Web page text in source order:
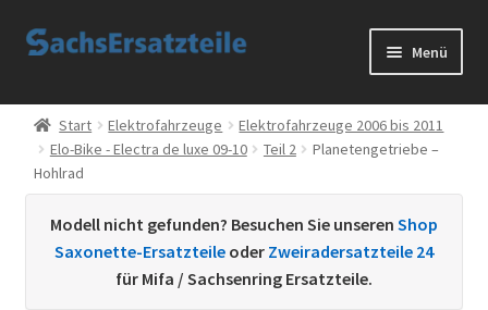
Zur
Zum
Menü
Start
AGB
Datenschutzerklärung
Start Elektrofahrzeuge
Elektrofahrzeuge 2006 bis 2011
Elo-Bike - Electra de luxe 09-10
Teil 2
Planetengetriebe –
Hohlrad
Modell nicht gefunden? Besuchen Sie unseren Shop
Saxonette-Ersatzteile oder Zweiradersatzteile 24
für Mifa / Sachsenring Ersatzteile.